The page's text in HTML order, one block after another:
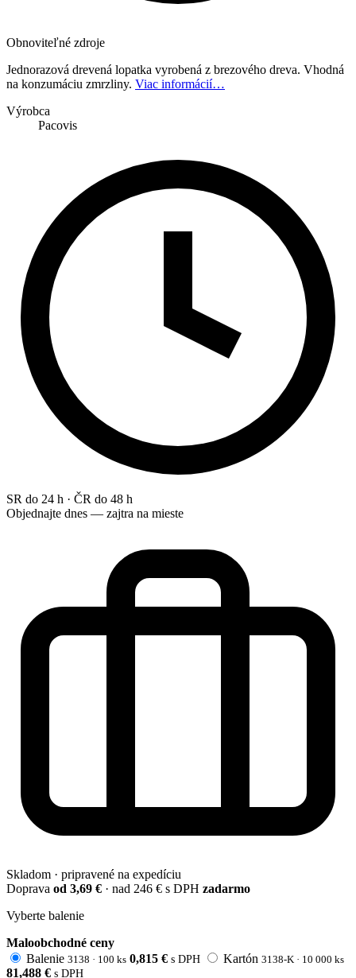
Obnoviteľné zdroje
Jednorazová drevená lopatka vyrobená z brezového dreva. Vhodná
na konzumáciu zmrzliny. Viac informácií…
Výrobca
Pacovis
SR do 24 h · ČR do 48 h
Objednajte dnes — zajtra na mieste
Skladom · pripravené na expedíciu
Doprava od 3,69 € · nad 246 € s DPH zadarmo
Vyberte balenie
Maloobchodné ceny
Balenie 3138 · 100 ks 0,815 € s DPH Kartón 3138-K · 10 000 ks
81,488 € s DPH